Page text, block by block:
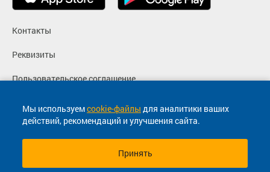
Мы используемcookie-файлы для аналитики ваших
действий, рекомендаций и улучшения сайта.
Принять
Контакты
Реквизиты
Пользовательское соглашение
Политика конфиденциальности
Согласие на маркетинговые сообщения
© 2013-2026, ООО "Капитал"- Онлайн сервис продажи